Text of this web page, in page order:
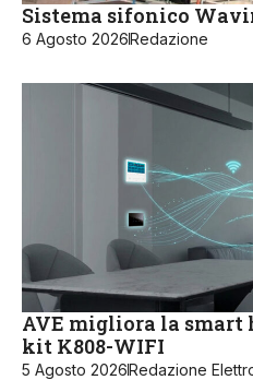
Sistema sifonico
6 Agosto 2026Redazione
AVE migliora la smart
kit K808-WIFI
5 Agosto 2026Redazione